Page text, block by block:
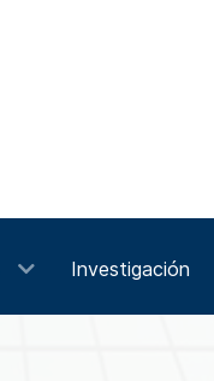
Investigación